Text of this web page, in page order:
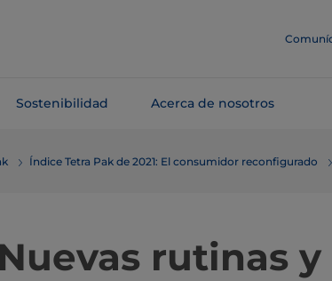
Sostenibilidad Acerca de nosotros
Índice Tetra Pak de 2021: El consumidor reconfigurado
Nuevas rutinas